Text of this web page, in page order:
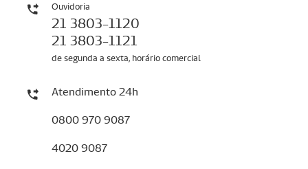
Ouvidoria
21 3803-1120
21 3803-1121
de segunda a sexta, horário comercial
Atendimento 24h
0800 970 9087
4020 9087